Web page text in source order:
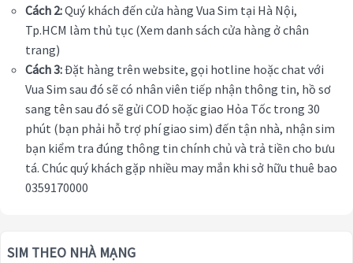
Cách 2:Quý khách đến cửa hàng Vua Sim tại Hà Nội,
Tp.HCM làm thủ tục (Xem danh sách cửa hàng ở chân
trang)
Cách 3:Đặt hàng trên website, gọi hotline hoặc chat với
Vua Sim sau đó sẽ có nhân viên tiếp nhận thông tin, hồ sơ
sang tên sau đó sẽ gửi COD hoặc giao Hỏa Tốc trong 30
phút (bạn phải hỗ trợ phí giao sim) đến tận nhà, nhận sim
bạn kiểm tra đúng thông tin chính chủ và trả tiền cho bưu
tá. Chúc quý khách gặp nhiều may mắn khi sở hữu thuê bao
0359170000
SIM THEO NHÀ MẠNG